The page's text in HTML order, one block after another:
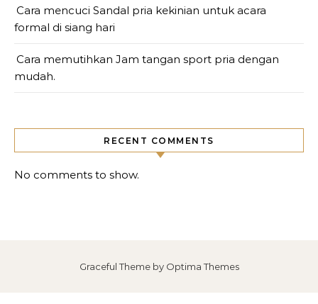
Cara mencuci Sandal pria kekinian untuk acara
formal di siang hari
Cara memutihkan Jam tangan sport pria dengan
mudah.
RECENT COMMENTS
No comments to show.
Graceful Theme by Optima Themes